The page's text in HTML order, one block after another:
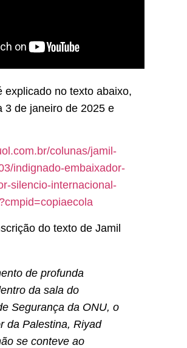
explicado no texto abaixo,
3 de janeiro de 2025 e
colunas/jamil-
indignado-embaixador-
silencio-internacional-
do texto de Jamil
de profunda
da sala do
Segurança da ONU, o
da Palestina, Riyad
se conteve ao